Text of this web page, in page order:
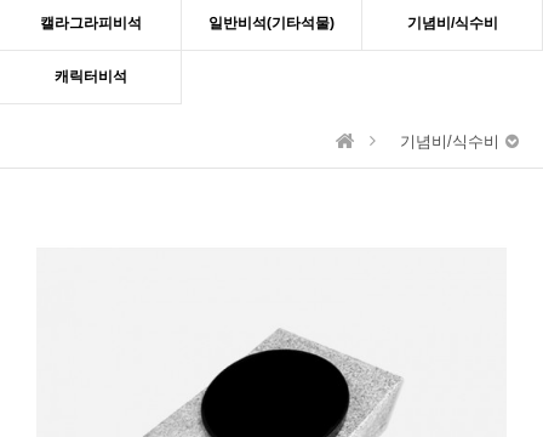
캘라그라피비석 일반비석(기타석물) 기념비/식수비
캐릭터비석
기념비/식수비